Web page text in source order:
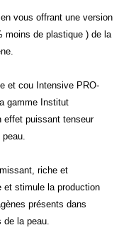
vous offrant une version
moins de plastique ) de la
et cou Intensive PRO-
gamme Institut
effet puissant tenseur
riche et
et stimule la production
présents dans
de la peau.